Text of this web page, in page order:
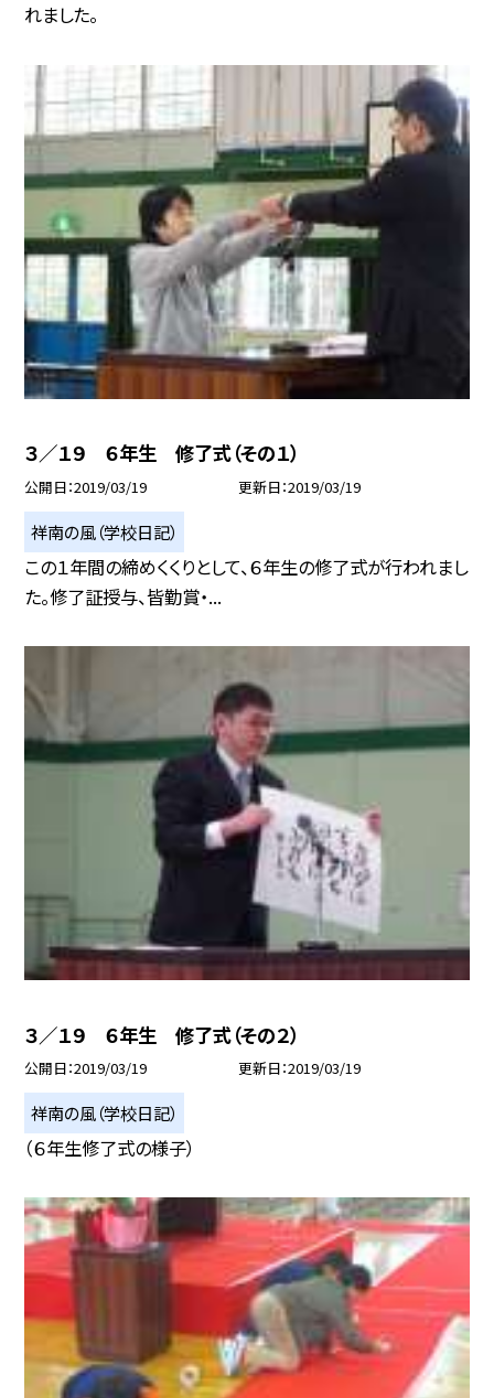
れました。
３／１９ ６年生 修了式（その１）
公開日 2019/03/19 更新日 2019/03/19
祥南の風（学校日記）
この１年間の締めくくりとして、６年生の修了式が行われまし
た。修了証授与、皆勤賞・...
３／１９ ６年生 修了式（その２）
公開日 2019/03/19 更新日 2019/03/19
祥南の風（学校日記）
（６年生修了式の様子）